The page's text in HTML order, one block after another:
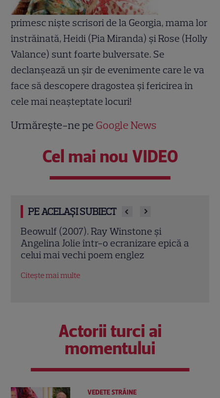
primesc nişte scrisori de la Georgia, mama lor
înstrăinată, Heidi (Pia Miranda) şi Rose (Holly
Valance) sunt foarte bulversate. Se
declanşează un şir de evenimente care le va
face să descopere dragostea şi fericirea în
cele mai neaşteptate locuri!
Urmărește-ne pe Google News
Cel mai nou VIDEO
PE ACELAȘI SUBIECT
Jack Ryan: Agentul din umbră (2014).
Chris Pine și Kevin Costner, într-o cursă
contra cronometru pentru salvarea
Actorii turci ai
momentului
VEDETE STRĂINE